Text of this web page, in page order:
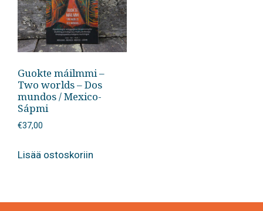
Guokte máilmmi –
Two worlds – Dos
mundos / Mexico-
Sápmi
€37,00
Lisää ostoskoriin